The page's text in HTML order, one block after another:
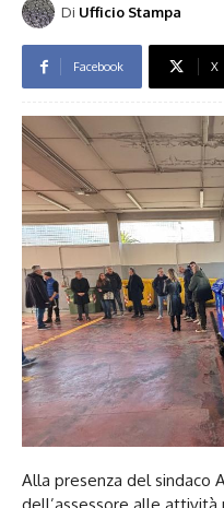
Di Ufficio Stampa
Facebook X
Alla presenza del sindaco